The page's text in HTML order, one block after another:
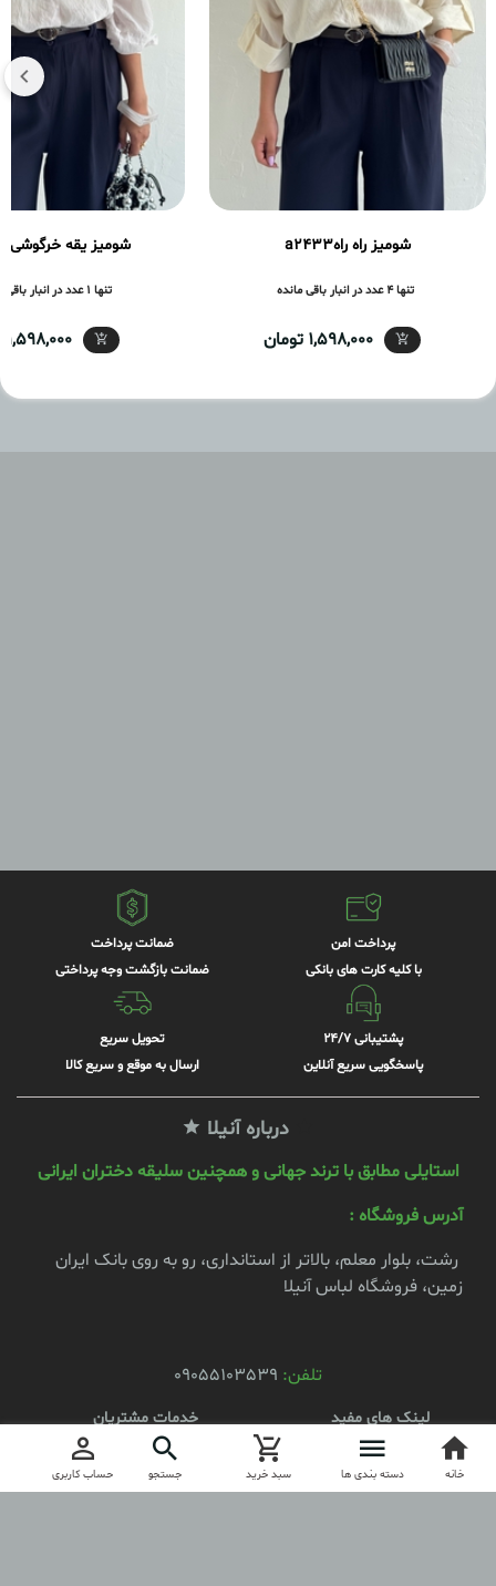
شومیز راه راهa2433
تنها 4 عدد در انبار باقی مانده
1,598,000 تومان
شومیز یقه خرگوشی a2426
تنها 1 عدد در انبار باقی مانده
1,598,000 تومان
پرداخت امن
با کلیه کارت های بانکی
ضمانت پرداخت
ضمانت بازگشت وجه پرداختی
پشتیبانی 24/7
پاسخگویی سریع آنلاین
تحویل سریع
ارسال به موقع و سریع کالا
درباره آنیلا
استایلی مطابق با ترند جهانی و همچنین سلیقه دختران ایرانی
آدرس فروشگاه :
رشت، بلوار معلم، بالاتر از استانداری، رو به روی بانک ایران
زمین، فروشگاه لباس آنیلا
تلفن: 09055103539
لینک های مفید
محصولات
ثبت نام
خدمات مشتریان
کد مرسوله
خانه دسته بندی ها سبد خرید جستجو حساب کاربری